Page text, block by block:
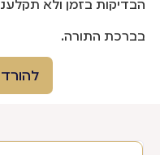
הבדיקות בזמן ולא
בברכת התורה.